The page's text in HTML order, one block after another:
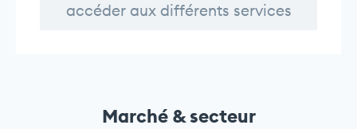
accéder aux différents services
Marché & secteur